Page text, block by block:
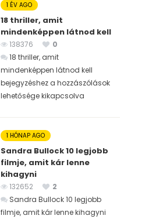
1 ÉV AGO
18 thriller, amit
mindenképpen látnod kell
138376
0
18 thriller, amit
mindenképpen látnod kell
bejegyzéshez a hozzászólások
lehetősége kikapcsolva
1 HÓNAP AGO
Sandra Bullock 10 legjobb
filmje, amit kár lenne
kihagyni
132652
2
Sandra Bullock 10 legjobb
filmje, amit kár lenne kihagyni